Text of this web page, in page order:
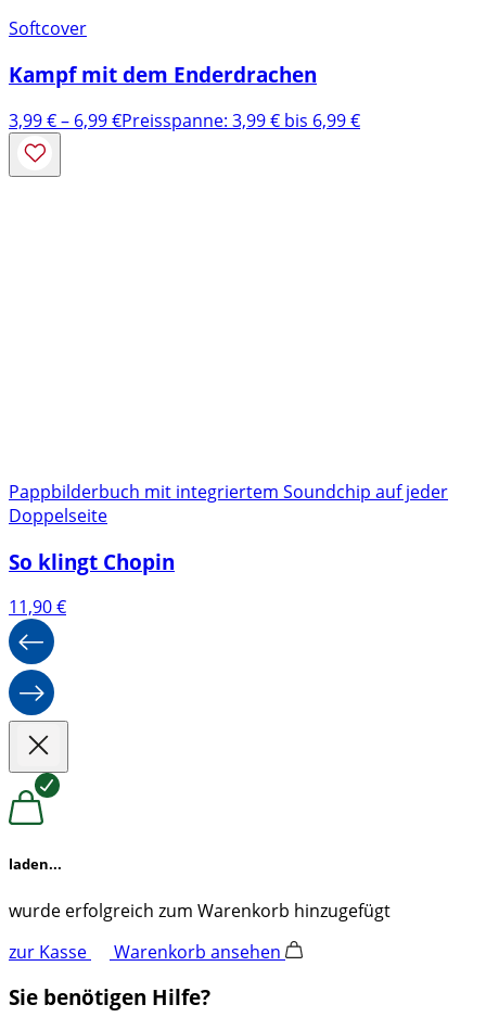
Softcover
Kampf mit dem Enderdrachen
3,99€– 6,99€Preisspanne: 3,99 € bis 6,99 €
Pappbilderbuch mit integriertem Soundchip auf jeder
Doppelseite
So klingt Chopin
11,90€
laden...
wurde erfolgreich zum Warenkorb hinzugefügt
zur Kasse
Warenkorb ansehen
Sie benötigen Hilfe?